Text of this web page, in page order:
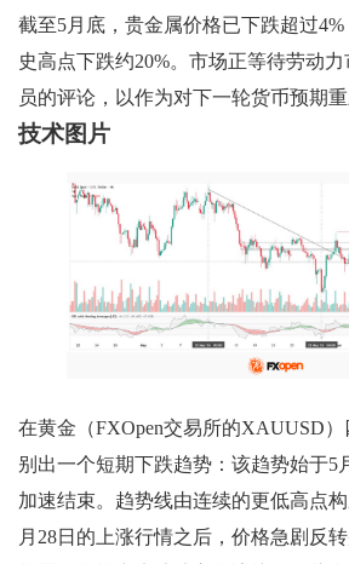
截至5月底，贵金属价格已下跌超过
史高点下跌约20%。市场正等待劳动
员的评论，以作为对下一轮货币预期
技术图片
在黄金（FXOpen交易所的XAUUSD
别出一个短期下跌趋势：该趋势始于5
加速结束。趋势线由连续的更低高点
月28日的上涨行情之后，价格急剧反